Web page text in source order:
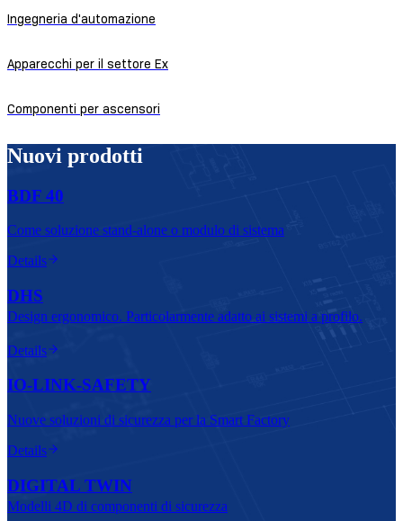
Ingegneria d'automazione
Apparecchi per il settore Ex
Componenti per ascensori
Nuovi prodotti
BDF 40
Come soluzione stand‑alone o modulo di sistema
Details
DHS
Design ergonomico. Particolarmente adatto ai sistemi a profilo.
Details
IO-LINK-SAFETY
Nuove soluzioni di sicurezza per la Smart Factory
Details
DIGITAL TWIN
Modelli 4D di componenti di sicurezza